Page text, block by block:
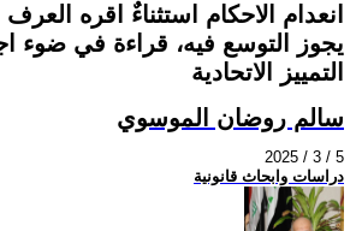
انعدام الاحكام استثناءٌ اقره
يجوز التوسع فيه، قراءة في ضوء
التمييز الاتحادية
سالم روضان الموسوي
2025 / 3 / 5
دراسات وابحاث قانونية